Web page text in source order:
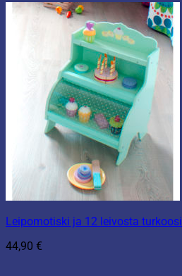
Leipomotiski ja 12 leivosta turkoosi
44,90 €